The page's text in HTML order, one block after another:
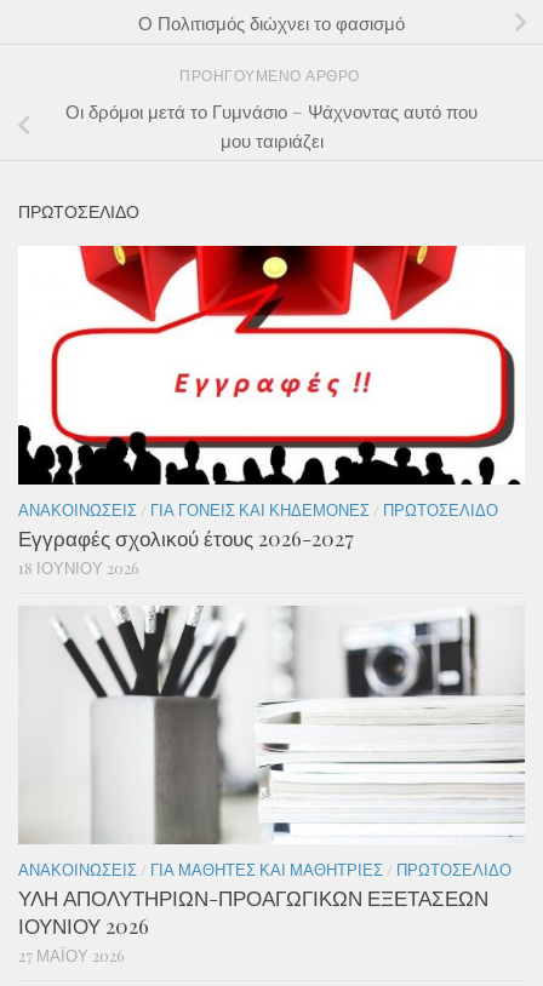
Ο Πολιτισμός διώχνει το φασισμό
ΠΡΟΗΓΟΎΜΕΝΟ ΆΡΘΡΟ
Οι δρόμοι μετά το Γυμνάσιο – Ψάχνοντας αυτό που
μου ταιριάζει
ΠΡΩΤΟΣΕΛΙΔΟ
ΑΝΑΚΟΙΝΏΣΕΙΣ / ΓΙΑ ΓΟΝΕΊΣ ΚΑΙ ΚΗΔΕΜΌΝΕΣ / ΠΡΩΤΟΣΈΛΙΔΟ
Εγγραφές σχολικού έτους 2026-2027
18 ΙΟΥΝΊΟΥ 2026
ΑΝΑΚΟΙΝΏΣΕΙΣ / ΓΙΑ ΜΑΘΗΤΈΣ ΚΑΙ ΜΑΘΉΤΡΙΕΣ / ΠΡΩΤΟΣΈΛΙΔΟ
ΥΛΗ ΑΠΟΛΥΤΗΡΙΩΝ-ΠΡΟΑΓΩΓΙΚΩΝ ΕΞΕΤΑΣΕΩΝ
ΙΟΥΝΙΟΥ 2026
27 ΜΑΪ́ΟΥ 2026